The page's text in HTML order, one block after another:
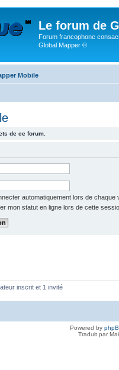
Le forum de
Forum francophone
Global Mapper ©
Mobile
de ce forum.
automatiquement lors de chaque
mon statut en ligne lors de cette
inscrit et 1 invité
Powered by
Traduit par